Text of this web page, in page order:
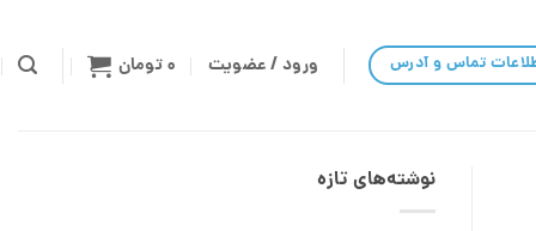
تماس و آدرس ورود / عضویت ۰تومان
نوشته‌های تازه